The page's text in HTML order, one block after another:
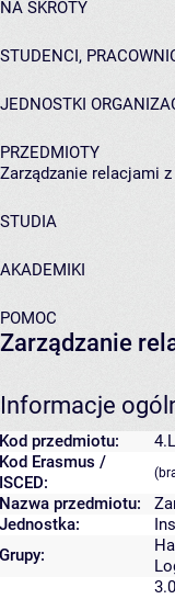
NA SKRÓTY
STUDENCI,
JEDNOSTKI
PRZEDMIOTY
Zarządzanie relacjami
STUDIA
AKADEMIKI
POMOC
Zarządzanie
Informacje
Kod przedmiotu:
Kod Erasmus /
ISCED:
Nazwa przedmiotu:
Jednostka:
Grupy: